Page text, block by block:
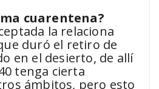
cuarentena?
la relaciona
duró el retiro de
en el desierto, de allí
tenga cierta
ámbitos, pero esto